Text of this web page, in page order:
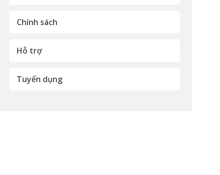
Chính sách
Hỗ trợ
Tuyển dụng